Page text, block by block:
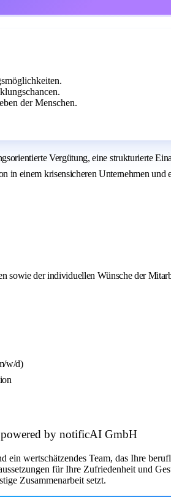
der Menschen.
Vergütung, eine strukturierte
einem krisensicheren Unternehmen und
sowie der individuellen Wünsche der
w/d)
powered by notificAI GmbH
wertschätzendes Team, das Ihre
für Ihre Zufriedenheit und
Zusammenarbeit setzt.